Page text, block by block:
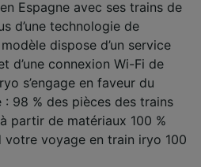
Espagne avec ses trains de
d’une technologie de
dispose d’un service
d’une connexion Wi-Fi de
s’engage en faveur du
98 % des pièces des trains
partir de matériaux 100 %
votre voyage en train iryo 100